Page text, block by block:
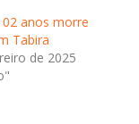
02 anos morre
Tabira
de 2025